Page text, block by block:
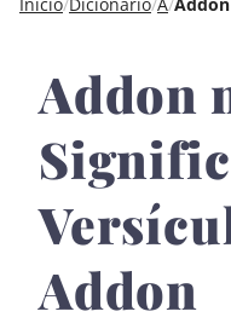
conteúdo
Addon
Addon